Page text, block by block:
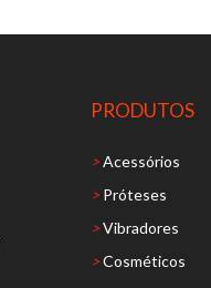
PRODUTOS
>Acessórios
> Próteses
>Vibradores
>Cosméticos